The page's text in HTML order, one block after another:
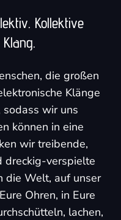
Kollektive
die großen
Klänge
sodass wir uns
können in eine
wir treibende,
dreckig-verspielte
die Welt, auf unser
Ohren, in Eure
lachen,